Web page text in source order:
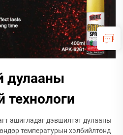
дулааны
технологи
ашигладаг дэвшилтэт дулааны
температурын хэлбийлтөнд